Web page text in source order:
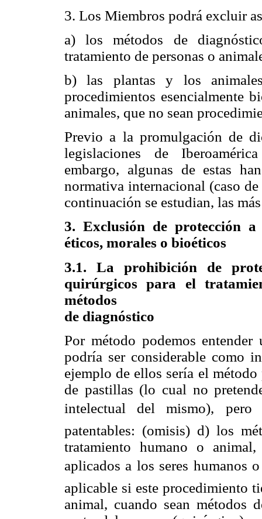
3. Los Miembros podrá excluir
a) los métodos de
tratamiento de personas o
b) las plantas y los
procedimientos esencialmente
animales, que no sean
Previo a la promulgación de
legislaciones de
embargo, algunas de estas
normativa internacional (caso
continuación se estudian, las
3. Exclusión de protección a
éticos, morales o bioéticos
3.1. La prohibición de
quirúrgicos para el
métodos
de diagnóstico
Por método podemos
podría ser considerable como
ejemplo de ellos sería el
de pastillas (lo cual no
intelectual del mismo), pero
patentables: (omisis) d) los
tratamiento humano o
aplicados a los seres humanos
aplicable si este procedimiento
animal, cuando sean métodos